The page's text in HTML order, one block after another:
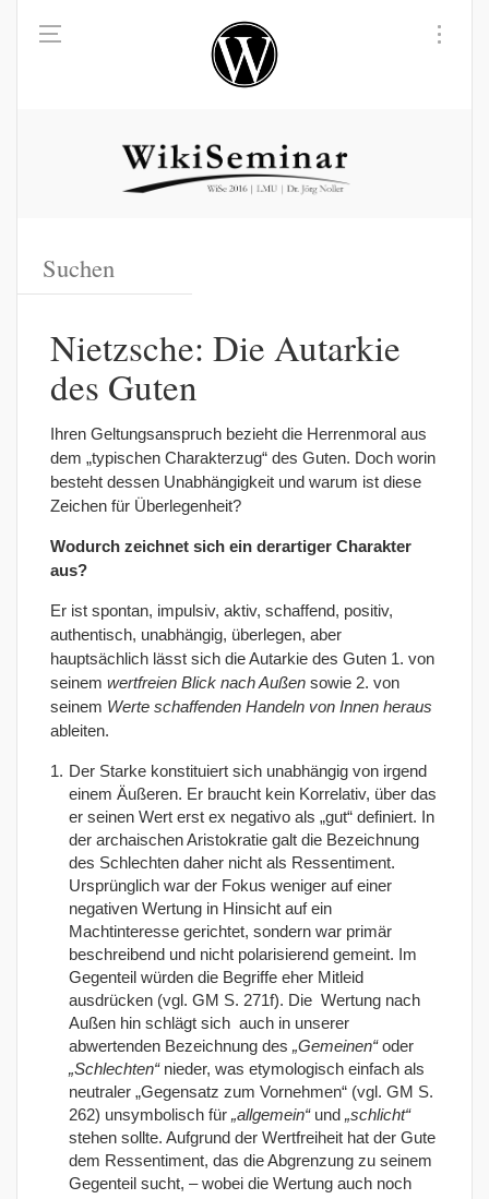
Nietzsche: Die Autarkie
des Guten
Ihren Geltungsanspruch bezieht die Herrenmoral aus
dem „typischen Charakterzug“ des Guten. Doch worin
besteht dessen Unabhängigkeit und warum ist diese
Zeichen für Überlegenheit?
Wodurch zeichnet sich ein derartiger Charakter
aus?
Er ist spontan, impulsiv, aktiv, schaffend, positiv,
authentisch, unabhängig, überlegen, aber
hauptsächlich lässt sich die Autarkie des Guten 1. von
seinem wertfreien Blick nach Außen sowie 2. von
seinem Werte schaffenden Handeln von Innen heraus
ableiten.
Der Starke konstituiert sich unabhängig von irgend
einem Äußeren. Er braucht kein Korrelativ, über das
er seinen Wert erst ex negativo als „gut“ definiert. In
der archaischen Aristokratie galt die Bezeichnung
des Schlechten daher nicht als Ressentiment.
Ursprünglich war der Fokus weniger auf einer
negativen Wertung in Hinsicht auf ein
Machtinteresse gerichtet, sondern war primär
beschreibend und nicht polarisierend gemeint. Im
Gegenteil würden die Begriffe eher Mitleid
ausdrücken (vgl. GM S. 271f). Die Wertung nach
Außen hin schlägt sich auch in unserer
abwertenden Bezeichnung des „Gemeinen“oder
„Schlechten“ nieder, was etymologisch einfach als
neutraler „Gegensatz zum Vornehmen“ (vgl. GM S.
262) unsymbolisch für „allgemein“und „schlicht“
stehen sollte. Aufgrund der Wertfreiheit hat der Gute
dem Ressentiment, das die Abgrenzung zu seinem
Gegenteil sucht, – wobei die Wertung auch noch